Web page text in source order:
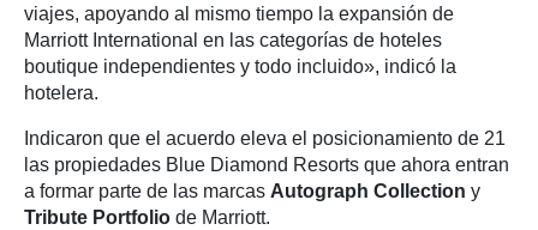
viajes, apoyando al mismo tiempo la expansión de
Marriott International en las categorías de hoteles
boutique independientes y todo incluido», indicó la
hotelera.
Indicaron que el acuerdo eleva el posicionamiento de 21
las propiedades Blue Diamond Resorts que ahora entran
a formar parte de las marcas Autograph Collection y
Tribute Portfolio de Marriott.